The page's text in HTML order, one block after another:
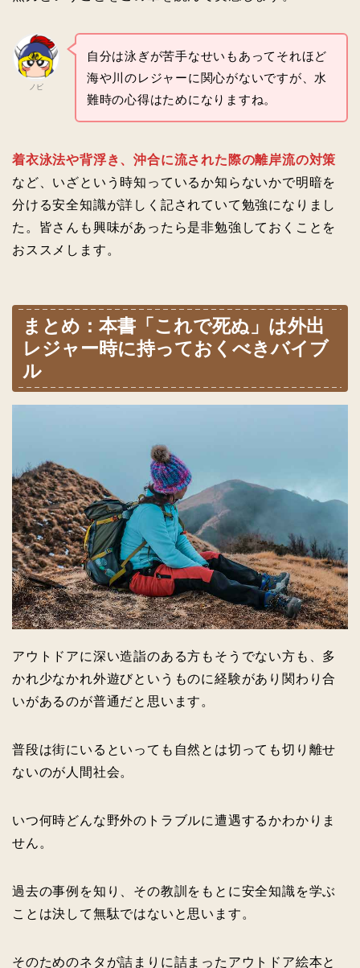
ノビ
自分は泳ぎが苦手なせいもあってそれほど
海や川のレジャーに関心がないですが、水
難時の心得はためになりますね。
着衣泳法や背浮き、沖合に流された際の離岸流の対策
など、いざという時知っているか知らないかで明暗を
分ける安全知識が詳しく記されていて勉強になりまし
た。皆さんも興味があったら是非勉強しておくことを
おススメします。
まとめ：本書「これで死ぬ」は外出
レジャー時に持っておくべきバイブ
ル
アウトドアに深い造詣のある方もそうでない方も、多
かれ少なかれ外遊びというものに経験があり関わり合
いがあるのが普通だと思います。
普段は街にいるといっても自然とは切っても切り離せ
ないのが人間社会。
いつ何時どんな野外のトラブルに遭遇するかわかりま
せん。
過去の事例を知り、その教訓をもとに安全知識を学ぶ
ことは決して無駄ではないと思います。
そのためのネタが詰まりに詰まったアウトドア絵本と